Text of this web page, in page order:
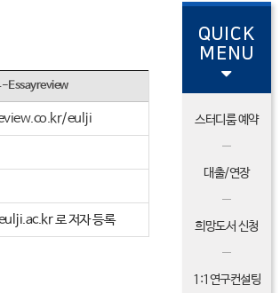
-Essayreview
eulji
로 저자 등록
QUICK
MENU
스터디룸 예약
대출/연장
희망도서 신청
1:1연구컨설팅